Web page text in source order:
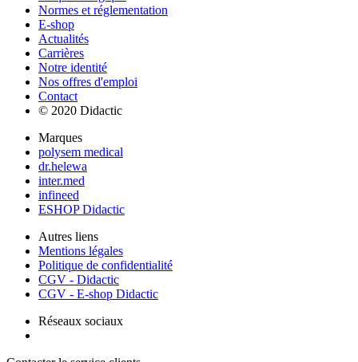
Normes et réglementation
E-shop
Actualités
Carrières
Notre identité
Nos offres d'emploi
Contact
© 2020 Didactic
Marques
polysem medical
dr.helewa
inter.med
infineed
ESHOP Didactic
Autres liens
Mentions légales
Politique de confidentialité
CGV - Didactic
CGV - E-shop Didactic
Réseaux sociaux